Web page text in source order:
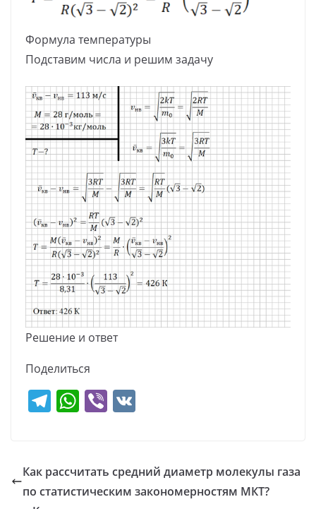
Формула температуры
Подставим числа и решим задачу
Решение и ответ
Поделиться
T
gr
a
W
s
A
Vi
Как рассчитать средний диаметр молекулы газа
по статистическим закономерностям МКТ?